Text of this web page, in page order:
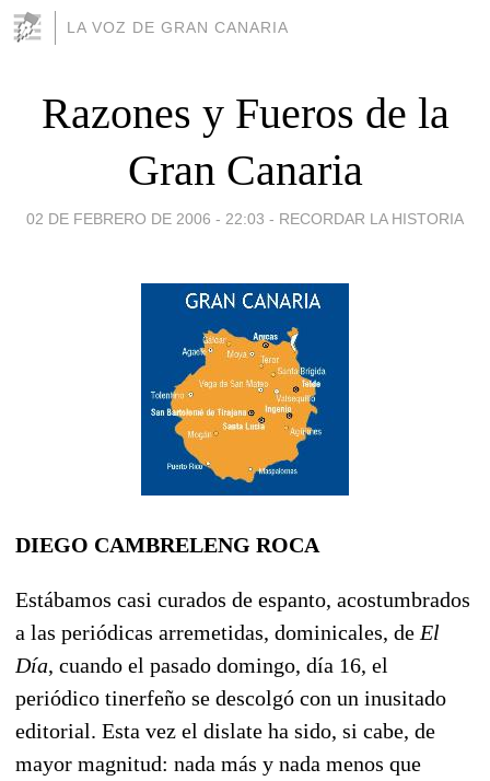
LA VOZ DE GRAN CANARIA
Razones y Fueros de la
Gran Canaria
02 DE FEBRERO DE 2006 - 22:03 - RECORDAR LA HISTORIA
DIEGO CAMBRELENG ROCA
Estábamos casi curados de espanto, acostumbrados
a las periódicas arremetidas, dominicales, de El
Día, cuando el pasado domingo, día 16, el
periódico tinerfeño se descolgó con un inusitado
editorial. Esta vez el dislate ha sido, si cabe, de
mayor magnitud: nada más y nada menos que